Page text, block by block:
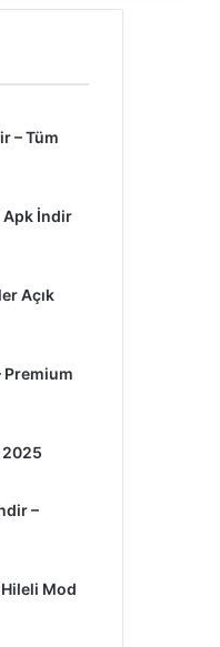
– Tüm
Apk İndir
Açık
Premium
2025
–
Mod